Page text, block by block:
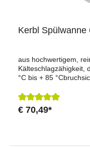
Kerbl Spülwanne
aus hochwertigem,
Kälteschlagzähigkeit,
°C bis + 85
Flächen zur leichten
abgeschrägten
einem
Durchschnittliche
€ 70,49*